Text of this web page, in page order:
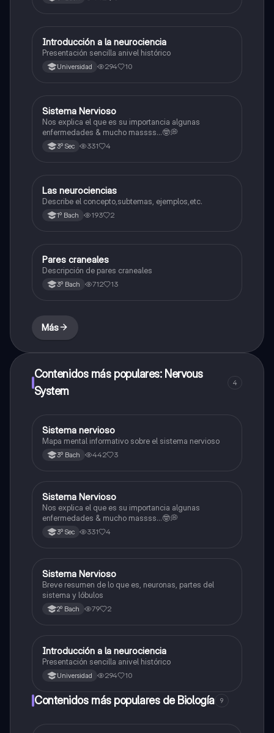
Biología
Introducción a la neurociencia
Presentación sencilla anivel histórico
Universidad 294 10
Biología
Sistema Nervioso
Nos explica el que es su importancia algunas
enfermedades & mucho massss…🤓💭
3º Sec 331 4
Biología
Las neurociencias
Describe el concepto,subtemas, ejemplos,etc.
1º Bach 193 2
Biología
Pares craneales
Descripción de pares craneales
3º Bach 712 13
Más
Contenidos más populares: Nervous
System
4
Biología
Sistema nervioso
Mapa mental informativo sobre el sistema nervioso
3º Bach 442 3
Biología
Sistema Nervioso
Nos explica el que es su importancia algunas
enfermedades & mucho massss…🤓💭
3º Sec 331 4
Biología
Sistema Nervioso
Breve resumen de lo que es, neuronas, partes del
sistema y lóbulos
2º Bach 79 2
Biología
Introducción a la neurociencia
Presentación sencilla anivel histórico
Universidad 294 10
Contenidos más populares de Biología 9